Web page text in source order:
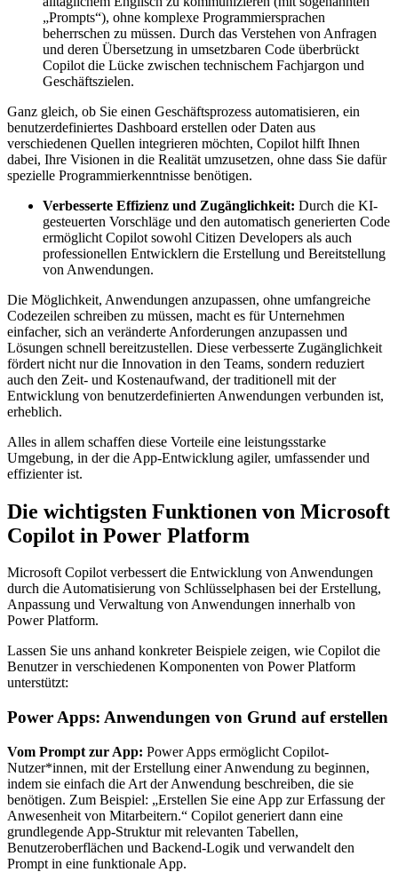
„Prompts“), ohne komplexe Programmiersprachen
beherrschen zu müssen. Durch das Verstehen von Anfragen
und deren Übersetzung in umsetzbaren Code überbrückt
Copilot die Lücke zwischen technischem Fachjargon und
Geschäftszielen.
Ganz gleich, ob Sie einen Geschäftsprozess automatisieren, ein
benutzerdefiniertes Dashboard erstellen oder Daten aus
verschiedenen Quellen integrieren möchten, Copilot hilft Ihnen
dabei, Ihre Visionen in die Realität umzusetzen, ohne dass Sie dafür
spezielle Programmierkenntnisse benötigen.
Verbesserte Effizienz und Zugänglichkeit: Durch die KI-
gesteuerten Vorschläge und den automatisch generierten Code
ermöglicht Copilot sowohl Citizen Developers als auch
professionellen Entwicklern die Erstellung und Bereitstellung
von Anwendungen.
Die Möglichkeit, Anwendungen anzupassen, ohne umfangreiche
Codezeilen schreiben zu müssen, macht es für Unternehmen
einfacher, sich an veränderte Anforderungen anzupassen und
Lösungen schnell bereitzustellen. Diese verbesserte Zugänglichkeit
fördert nicht nur die Innovation in den Teams, sondern reduziert
auch den Zeit- und Kostenaufwand, der traditionell mit der
Entwicklung von benutzerdefinierten Anwendungen verbunden ist,
erheblich.
Alles in allem schaffen diese Vorteile eine leistungsstarke
Umgebung, in der die App-Entwicklung agiler, umfassender und
effizienter ist.
Die wichtigsten Funktionen von Microsoft
Copilot in Power Platform
Microsoft Copilot verbessert die Entwicklung von Anwendungen
durch die Automatisierung von Schlüsselphasen bei der Erstellung,
Anpassung und Verwaltung von Anwendungen innerhalb von
Power Platform.
Lassen Sie uns anhand konkreter Beispiele zeigen, wie Copilot die
Benutzer in verschiedenen Komponenten von Power Platform
unterstützt:
Power Apps: Anwendungen von Grund auf erstellen
Vom Prompt zur App: Power Apps ermöglicht Copilot-
Nutzer*innen, mit der Erstellung einer Anwendung zu beginnen,
indem sie einfach die Art der Anwendung beschreiben, die sie
benötigen. Zum Beispiel: „Erstellen Sie eine App zur Erfassung der
Anwesenheit von Mitarbeitern.“ Copilot generiert dann eine
grundlegende App-Struktur mit relevanten Tabellen,
Benutzeroberflächen und Backend-Logik und verwandelt den
Prompt in eine funktionale App.